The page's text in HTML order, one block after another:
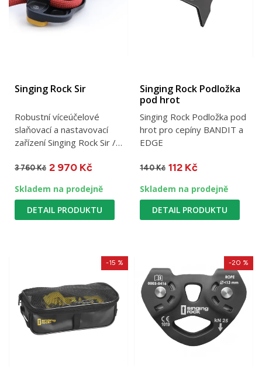
Singing Rock Sir
Robustní víceúčelové
slaňovací a nastavovací
zařízení Singing Rock Sir /
3 760 Kč 2 970 Kč
Skladem na prodejně
DETAIL PRODUKTU
Singing Rock Podložka
pod hrot
Singing Rock Podložka pod
hrot pro cepíny BANDIT a
EDGE
140 Kč 112 Kč
Skladem na prodejně
DETAIL PRODUKTU
-15 % -20 %